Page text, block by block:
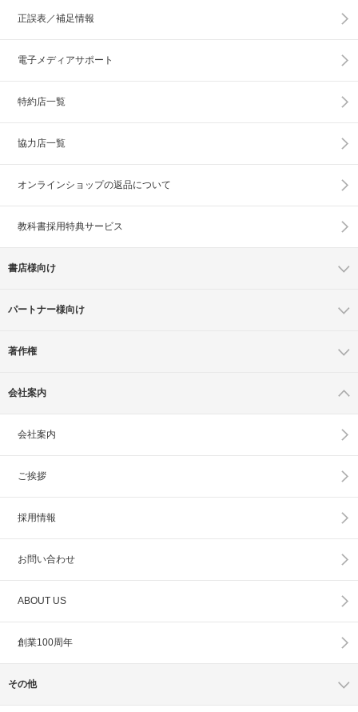
正誤表／補足情報
電子メディアサポート
特約店一覧
協力店一覧
オンラインショップの返品について
教科書採用特典サービス
書店様向け
パートナー様向け
著作権
会社案内
会社案内
ご挨拶
採用情報
お問い合わせ
ABOUT US
創業100周年
その他